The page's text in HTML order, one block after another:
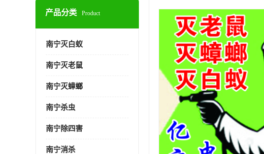
产品分类 Product
南宁灭白蚁
南宁灭老鼠
南宁灭蟑螂
南宁杀虫
南宁除四害
南宁消杀